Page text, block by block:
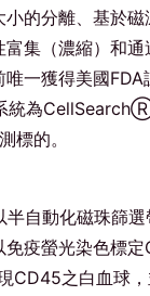
的分離、基於磁
集（濃縮）和通
一獲得美國
統為
標的。
半自動化磁珠篩
疫螢光染色標定
CD45之白血球